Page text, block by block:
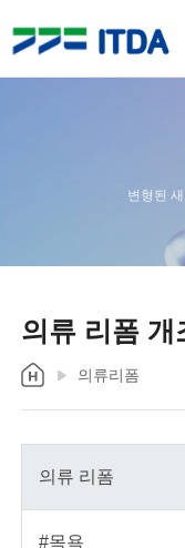
변형된
의류 리폼 개
의류리폼